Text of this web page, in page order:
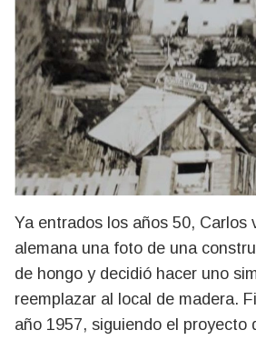
Ya entrados los años 50, Carlos
alemana una foto de una
de hongo y decidió hacer uno
reemplazar al local de madera.
año 1957, siguiendo el proyecto